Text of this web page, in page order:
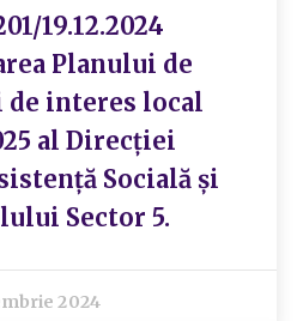
19.12.2024
Planului de
interes local
al Direcției
Socială și
Sector 5.
2024